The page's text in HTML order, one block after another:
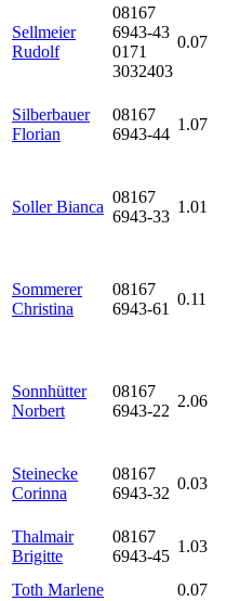
Sellmeier
Rudolf
08167
6943-43
0171
3032403
0.07
Silberbauer
Florian
08167
6943-44
1.07
Soller Bianca
08167
6943-33
1.01
Sommerer
Christina
08167
6943-61
0.11
Sonnhütter
Norbert
08167
6943-22
2.06
Steinecke
Corinna
08167
6943-32
0.03
Thalmair
Brigitte
08167
6943-45
1.03
Toth Marlene
0.07